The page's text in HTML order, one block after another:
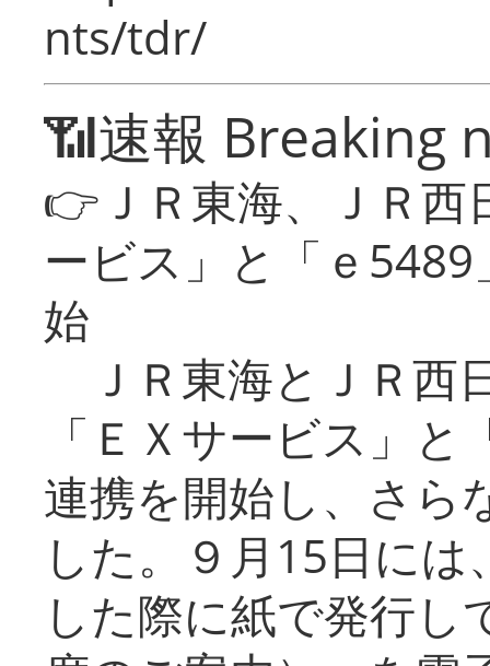
nts/tdr/
📶速報 Breaking
👉ＪＲ東海、ＪＲ
ービス」と「ｅ
始
ＪＲ東海とＪＲ西
「ＥＸサービス」
連携を開始し、さら
した。９月15日に
した際に紙で発行し